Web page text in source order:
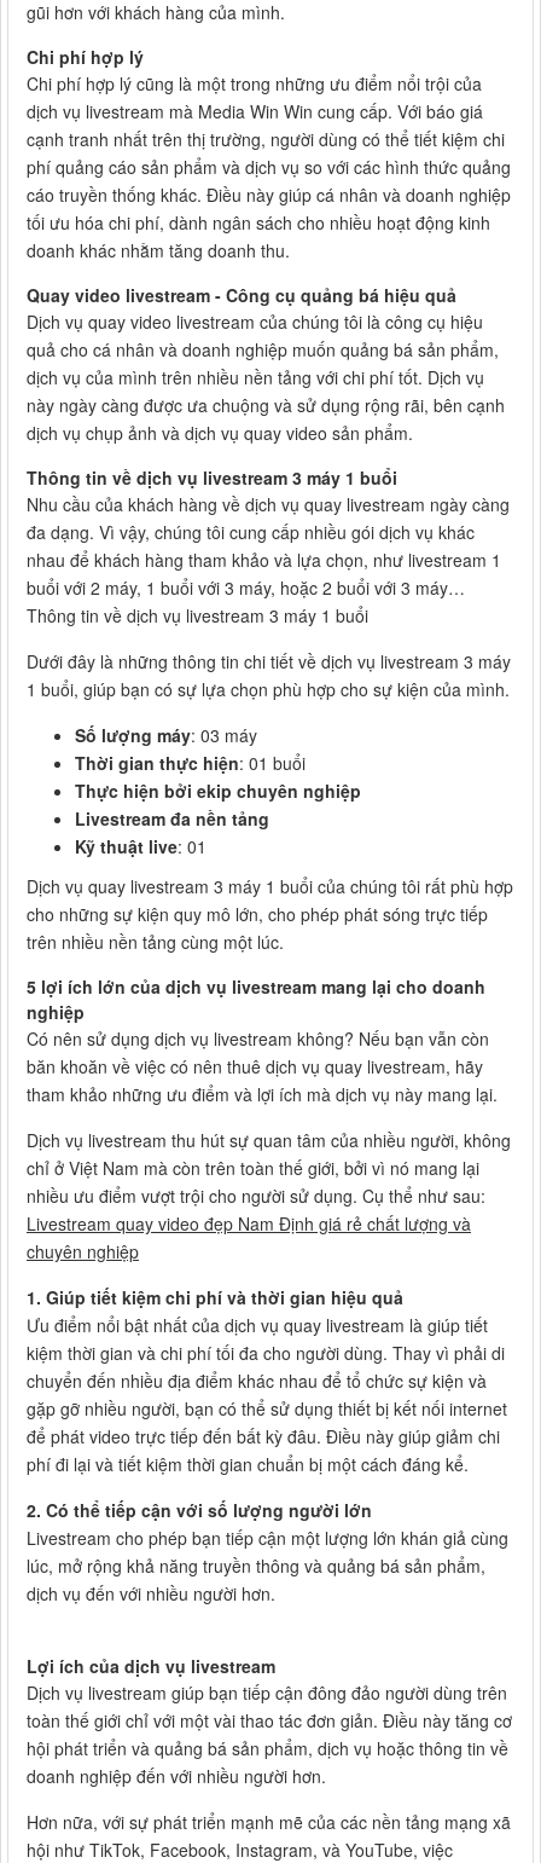
gũi hơn với khách hàng của mình.
Chi phí hợp lý
Chi phí hợp lý cũng là một trong những ưu điểm nổi trội của
dịch vụ livestream mà Media Win Win cung cấp. Với báo giá
cạnh tranh nhất trên thị trường, người dùng có thể tiết kiệm chi
phí quảng cáo sản phẩm và dịch vụ so với các hình thức quảng
cáo truyền thống khác. Điều này giúp cá nhân và doanh nghiệp
tối ưu hóa chi phí, dành ngân sách cho nhiều hoạt động kinh
doanh khác nhằm tăng doanh thu.
Quay video livestream - Công cụ quảng bá hiệu quả
Dịch vụ quay video livestream của chúng tôi là công cụ hiệu
quả cho cá nhân và doanh nghiệp muốn quảng bá sản phẩm,
dịch vụ của mình trên nhiều nền tảng với chi phí tốt. Dịch vụ
này ngày càng được ưa chuộng và sử dụng rộng rãi, bên cạnh
dịch vụ chụp ảnh và dịch vụ quay video sản phẩm.
Thông tin về dịch vụ livestream 3 máy 1 buổi
Nhu cầu của khách hàng về dịch vụ quay livestream ngày càng
đa dạng. Vì vậy, chúng tôi cung cấp nhiều gói dịch vụ khác
nhau để khách hàng tham khảo và lựa chọn, như livestream 1
buổi với 2 máy, 1 buổi với 3 máy, hoặc 2 buổi với 3 máy…
Thông tin về dịch vụ livestream 3 máy 1 buổi
Dưới đây là những thông tin chi tiết về dịch vụ livestream 3 máy
1 buổi, giúp bạn có sự lựa chọn phù hợp cho sự kiện của mình.
Số lượng máy: 03 máy
Thời gian thực hiện: 01 buổi
Thực hiện bởi ekip chuyên nghiệp
Livestream đa nền tảng
Kỹ thuật live: 01
Dịch vụ quay livestream 3 máy 1 buổi của chúng tôi rất phù hợp
cho những sự kiện quy mô lớn, cho phép phát sóng trực tiếp
trên nhiều nền tảng cùng một lúc.
5 lợi ích lớn của dịch vụ livestream mang lại cho doanh
nghiệp
Có nên sử dụng dịch vụ livestream không? Nếu bạn vẫn còn
băn khoăn về việc có nên thuê dịch vụ quay livestream, hãy
tham khảo những ưu điểm và lợi ích mà dịch vụ này mang lại.
Dịch vụ livestream thu hút sự quan tâm của nhiều người, không
chỉ ở Việt Nam mà còn trên toàn thế giới, bởi vì nó mang lại
nhiều ưu điểm vượt trội cho người sử dụng. Cụ thể như sau:
Livestream quay video đẹp Nam Định giá rẻ chất lượng và
chuyên nghiệp
1. Giúp tiết kiệm chi phí và thời gian hiệu quả
Ưu điểm nổi bật nhất của dịch vụ quay livestream là giúp tiết
kiệm thời gian và chi phí tối đa cho người dùng. Thay vì phải di
chuyển đến nhiều địa điểm khác nhau để tổ chức sự kiện và
gặp gỡ nhiều người, bạn có thể sử dụng thiết bị kết nối internet
để phát video trực tiếp đến bất kỳ đâu. Điều này giúp giảm chi
phí đi lại và tiết kiệm thời gian chuẩn bị một cách đáng kể.
2. Có thể tiếp cận với số lượng người lớn
Livestream cho phép bạn tiếp cận một lượng lớn khán giả cùng
lúc, mở rộng khả năng truyền thông và quảng bá sản phẩm,
dịch vụ đến với nhiều người hơn.
Lợi ích của dịch vụ livestream
Dịch vụ livestream giúp bạn tiếp cận đông đảo người dùng trên
toàn thế giới chỉ với một vài thao tác đơn giản. Điều này tăng cơ
hội phát triển và quảng bá sản phẩm, dịch vụ hoặc thông tin về
doanh nghiệp đến với nhiều người hơn.
Hơn nữa, với sự phát triển mạnh mẽ của các nền tảng mạng xã
hội như TikTok, Facebook, Instagram, và YouTube, việc